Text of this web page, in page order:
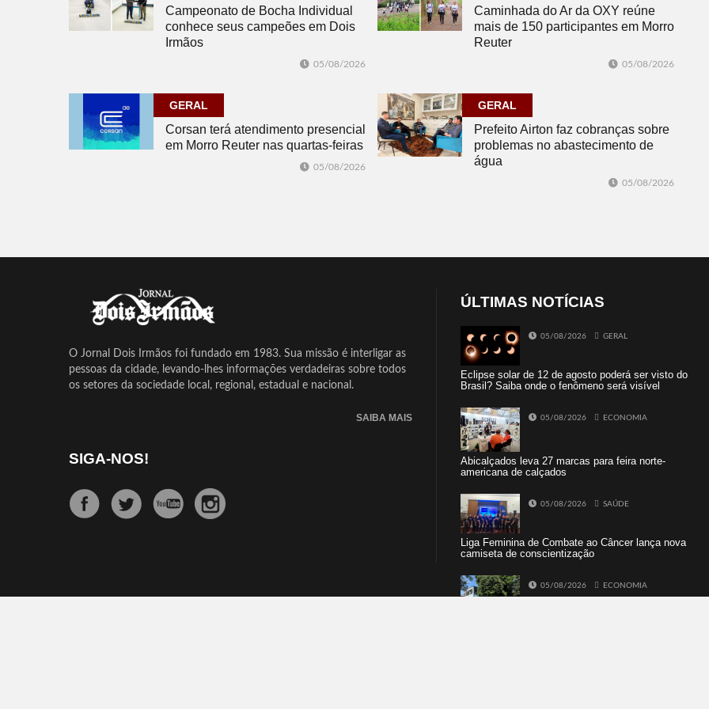
Campeonato de Bocha Individual
conhece seus campeões em Dois
Irmãos
05/08/2026
Caminhada do Ar da OXY reúne
mais de 150 participantes em Morro
Reuter
05/08/2026
GERAL
Corsan terá atendimento presencial
em Morro Reuter nas quartas-feiras
05/08/2026
GERAL
Prefeito Airton faz cobranças sobre
problemas no abastecimento de
água
05/08/2026
O Jornal Dois Irmãos foi fundado em 1983. Sua missão é interligar as
pessoas da cidade, levando-lhes informações verdadeiras sobre todos
os setores da sociedade local, regional, estadual e nacional.
SAIBA MAIS
SIGA-NOS!
ÚLTIMAS NOTÍCIAS
05/08/2026 GERAL
Eclipse solar de 12 de agosto poderá ser visto do
Brasil? Saiba onde o fenômeno será visível
05/08/2026 ECONOMIA
Abicalçados leva 27 marcas para feira norte-
americana de calçados
05/08/2026 SAÚDE
Liga Feminina de Combate ao Câncer lança nova
camiseta de conscientização
05/08/2026 ECONOMIA